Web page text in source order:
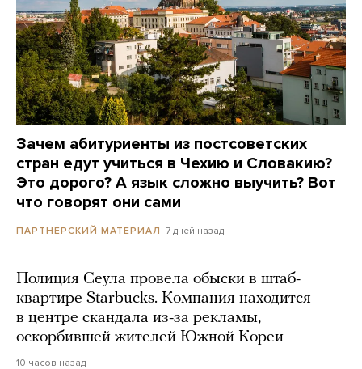
Зачем абитуриенты из постсоветских
стран едут учиться в Чехию и Словакию?
Это дорого? А язык сложно выучить? Вот
что говорят они сами
ПАРТНЕРСКИЙ МАТЕРИАЛ 7 дней назад
Полиция Сеула провела обыски в штаб-
квартире Starbucks. Компания находится
в центре скандала из-за рекламы,
оскорбившей жителей Южной Кореи
10 часов назад